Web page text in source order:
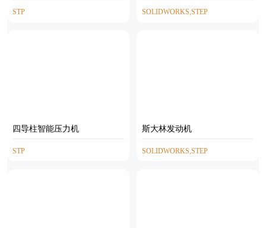
STP SOLIDWORKS,STEP
四导柱智能压力机
STP
斯大林发动机
SOLIDWORKS,STEP